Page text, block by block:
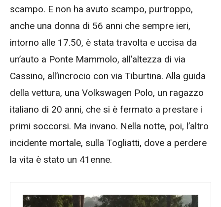
scampo. E non ha avuto scampo, purtroppo,
anche una donna di 56 anni che sempre ieri,
intorno alle 17.50, è stata travolta e uccisa da
un’auto a Ponte Mammolo, all’altezza di via
Cassino, all’incrocio con via Tiburtina. Alla guida
della vettura, una Volkswagen Polo, un ragazzo
italiano di 20 anni, che si è fermato a prestare i
primi soccorsi. Ma invano. Nella notte, poi, l’altro
incidente mortale, sulla Togliatti, dove a perdere
la vita è stato un 41enne.